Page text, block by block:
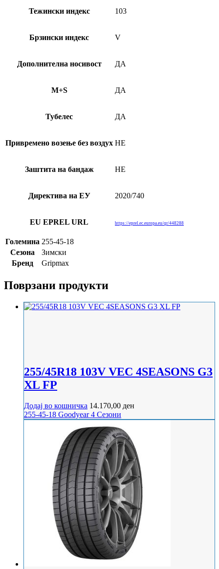
Тежински индекс 103
Брзински индекс V
Дополнителна носивост ДА
M+S ДА
Тубелес ДА
Привремено возење без воздух НЕ
Заштита на бандаж НЕ
Директива на ЕУ 2020/740
EU EPREL URL https://eprel.ec.europa.eu/qr/448288
Големина 255-45-18
Сезона
Зимски
Бренд
Gripmax
Поврзани продукти
255/45R18 103V VEC 4SEASONS G3
XL FP
Додај во кошничка 14.170,00 ден
255-45-18 Goodyear4 Сезони